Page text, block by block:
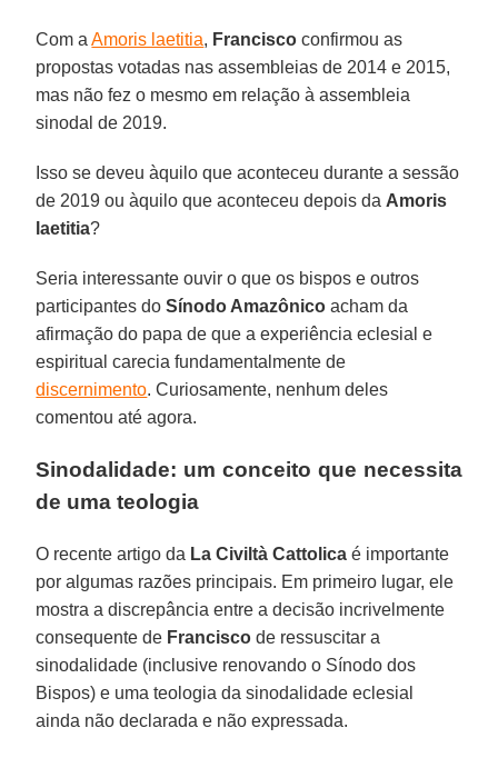
Com aAmoris laetitia, Francisco confirmou as
propostas votadas nas assembleias de 2014 e 2015,
mas não fez o mesmo em relação à assembleia
sinodal de 2019.
Isso se deveu àquilo que aconteceu durante a sessão
de 2019 ou àquilo que aconteceu depois da Amoris
laetitia?
Seria interessante ouvir o que os bispos e outros
participantes doSínodo Amazônico acham da
afirmação do papa de que a experiência eclesial e
espiritual carecia fundamentalmente de
discernimento. Curiosamente, nenhum deles
comentou até agora.
Sinodalidade: um conceito que necessita
de uma teologia
O recente artigo da La Civiltà Cattolica é importante
por algumas razões principais. Em primeiro lugar, ele
mostra a discrepância entre a decisão incrivelmente
consequente de Francisco de ressuscitar a
sinodalidade (inclusive renovando o Sínodo dos
Bispos) e uma teologia da sinodalidade eclesial
ainda não declarada e não expressada.